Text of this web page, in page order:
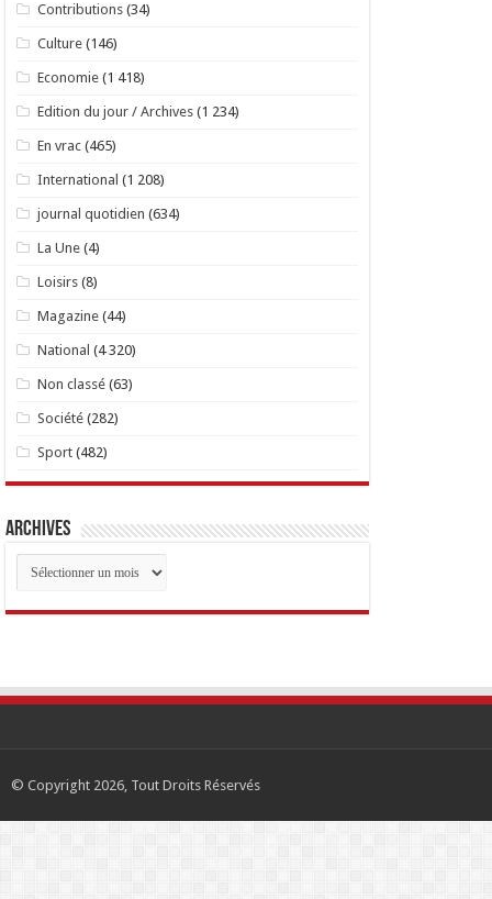
Contributions (34)
Culture (146)
Economie (1 418)
Edition du jour / Archives (1 234)
En vrac (465)
International (1 208)
journal quotidien (634)
La Une (4)
Loisirs (8)
Magazine (44)
National (4 320)
Non classé (63)
Société (282)
Sport (482)
Archives
Archives
© Copyright 2026, Tout Droits Réservés